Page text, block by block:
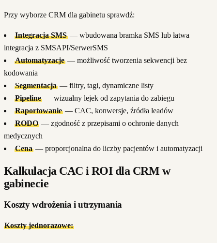
Przy wyborze CRM dla gabinetu sprawdź:
Integracja SMS— wbudowana bramka SMS lub łatwa
integracja z SMSAPI/SerwerSMS
Automatyzacje— możliwość tworzenia sekwencji bez
kodowania
Segmentacja— filtry, tagi, dynamiczne listy
Pipeline— wizualny lejek od zapytania do zabiegu
Raportowanie— CAC, konwersje, źródła leadów
RODO— zgodność z przepisami o ochronie danych
medycznych
Cena— proporcjonalna do liczby pacjentów i automatyzacji
Kalkulacja CAC i ROI dla CRM w
gabinecie
Koszty wdrożenia i utrzymania
Koszty jednorazowe: